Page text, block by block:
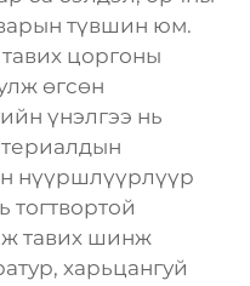
түвшин юм.
цоргоны
өгсөн
үнэлгээ нь
нүүршлүүрлүүр
тогтвортой
тавих шинж
харьцангуй